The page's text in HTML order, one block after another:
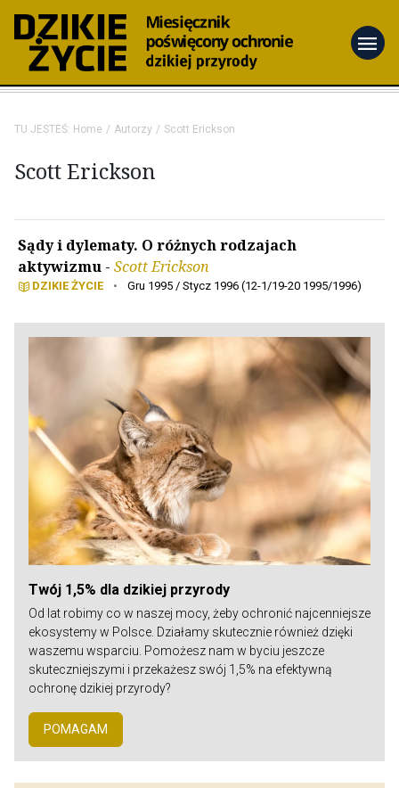
menu
TU JESTEŚ: Home Autorzy Scott Erickson
Scott Erickson
Sądy i dylematy. O różnych rodzajach
aktywizmu - Scott Erickson
DZIKIE ŻYCIE • Gru 1995 / Stycz 1996 (12-1/19-20 1995/1996)
Twój 1,5% dla dzikiej przyrody
Od lat robimy co w naszej mocy, żeby ochronić najcenniejsze
ekosystemy w Polsce. Działamy skutecznie również dzięki
waszemu wsparciu. Pomożesz nam w byciu jeszcze
skuteczniejszymi i przekażesz swój 1,5% na efektywną
ochronę dzikiej przyrody?
POMAGAM